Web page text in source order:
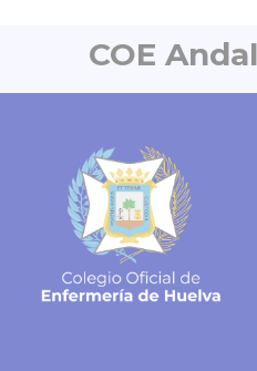
Cuando hablamos de
ecoansiedad lo
COE